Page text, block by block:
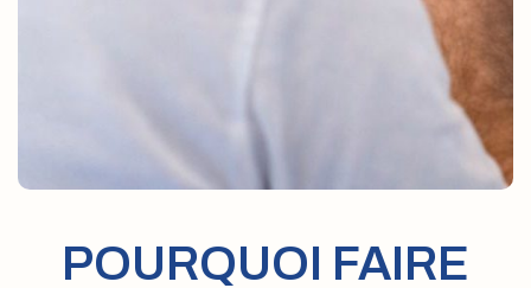
POURQUOI FAIRE